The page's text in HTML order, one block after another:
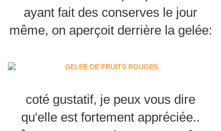
ayant fait des conserves le jour
même, on aperçoit derrière la gelée:
coté gustatif, je peux vous dire
qu'elle est fortement appréciée..